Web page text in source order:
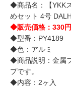
◆商品名：【YKK
めセット 4号
◆販売価格：330円
◆型番：PY4189
◆色：アルミ
◆商品説明：金属
プです。
◆内容：2ヶ入